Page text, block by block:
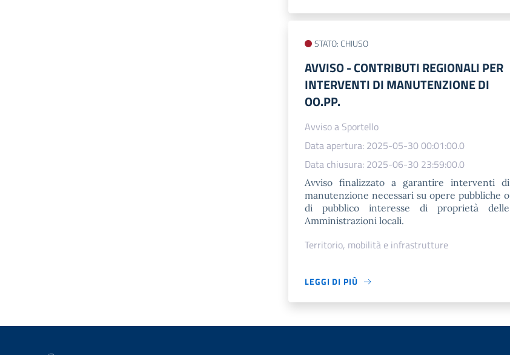
STATO: CHIUSO
AVVISO - CONTRIBUTI REGIONALI PER
INTERVENTI DI MANUTENZIONE DI
OO.PP.
Avviso a Sportello
Data apertura: 2025-05-30 00:01:00.0
Data chiusura: 2025-06-30 23:59:00.0
Avviso finalizzato a garantire interventi di
manutenzione necessari su opere pubbliche o
di pubblico interesse di proprietà delle
Amministrazioni locali.
Territorio, mobilità e infrastrutture
LEGGI DI PIÙ